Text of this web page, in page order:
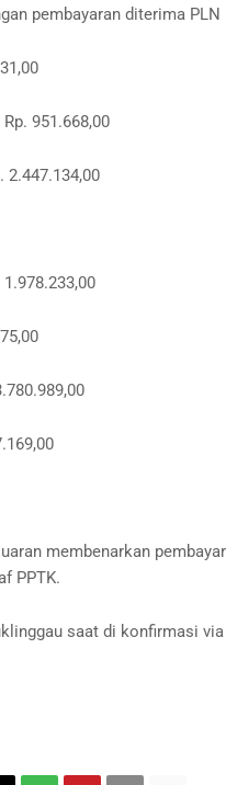
pembayaran diterima PLN
951.668,00
2.447.134,00
membenarkan
PPTK.
saat di konfirmasi